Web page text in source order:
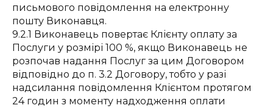
письмового повідомлення на електронну
пошту Виконавця.
9.2.1 Виконавець повертає Клієнту оплату за
Послуги у розмірі 100 %, якщо Виконавець не
розпочав надання Послуг за цим Договором
відповідно до п. 3.2 Договору, тобто у разі
надсилання повідомлення Клієнтом протягом
24 годин з моменту надходження оплати